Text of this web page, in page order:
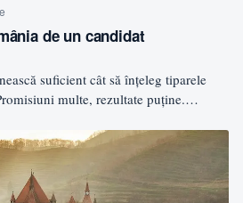
de un candidat
suficient cât să înțeleg tiparele
multe, rezultate puține.